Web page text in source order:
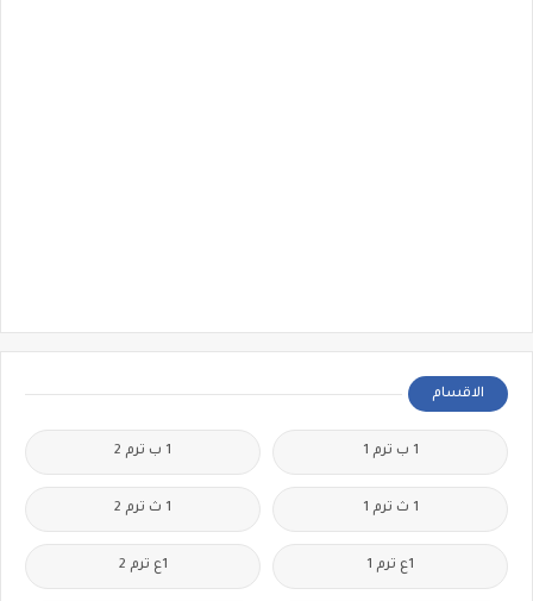
الاقسام
1 ب ترم 1 1 ب ترم 2
1 ث ترم 1 1 ث ترم 2
1ع ترم 1 1ع ترم 2